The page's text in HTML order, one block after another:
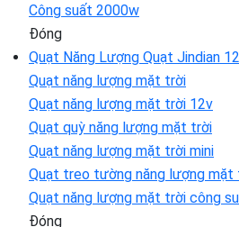
Công suất 2000w
Đóng
Quạt Năng Lượng Quạt Jindian
Quạt năng lượng mặt trời
Quạt năng lượng mặt trời 12v
Quạt quỳ năng lượng mặt trời
Quạt năng lượng mặt trời mini
Quạt treo tường năng lượng mặt
Quạt năng lượng mặt trời công
Đóng